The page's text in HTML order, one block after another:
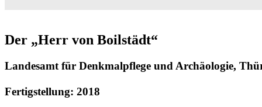
Der „Herr von Boilstädt“
Landesamt für Denkmalpflege und Archäologie,
Fertigstellung: 2018